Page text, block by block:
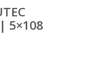
5×108